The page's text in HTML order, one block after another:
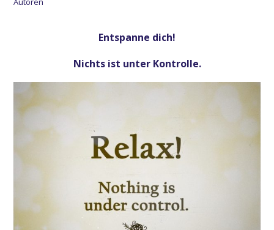
Entspanne dich!
Nichts ist unter Kontrolle.